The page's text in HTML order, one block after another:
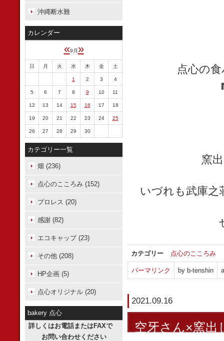
点心の
窯
いづれも武庫之
カテゴリー 点心のこころみ
パーマリンク by b-tenshin
2021.09.16
空牙さん×窯出
沖縄断水難
カレンダー
«9月 »
日 月 火 水 木 金 土
1 2 3 4
5 6 7 8 9 10 11
12 13 14 15 16 17 18
19 20 21 22 23 24 25
26 27 28 29 30
カテゴリー一覧
畑 (236)
点心のこころみ (152)
プロレス (20)
感謝 (82)
エコキャップ (23)
その他 (208)
HP企画 (5)
点心オリジナル (20)
bakery 点心
詳しくはお電話またはFAXで
お問い合わせください